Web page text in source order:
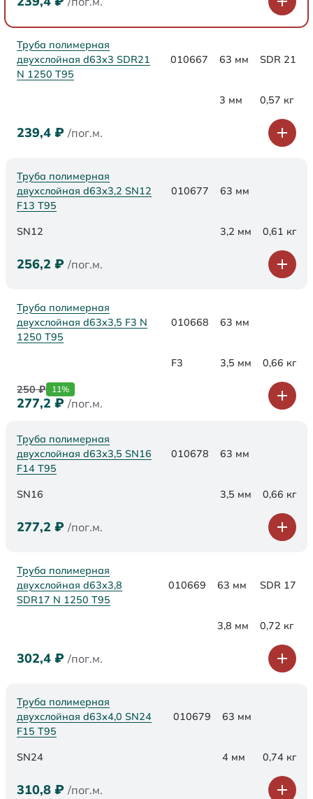
Труба полимерная
двухслойная d63x3 SDR21
N 1250 Т95
010667 63 мм SDR 21
3 мм 0,57 кг
239,4 ₽ /пог.м.
Труба полимерная
двухслойная d63х3,2 SN12
F13 Т95
010677 63 мм
SN12 3,2 мм 0,61 кг
256,2 ₽ /пог.м.
Труба полимерная
двухслойная d63x3,5 F3 N
1250 Т95
010668 63 мм
F3 3,5 мм 0,66 кг
250₽ 11%
277,2 ₽ /пог.м.
Труба полимерная
двухслойная d63х3,5 SN16
F14 Т95
010678 63 мм
SN16 3,5 мм 0,66 кг
277,2 ₽ /пог.м.
Труба полимерная
двухслойная d63x3,8
SDR17 N 1250 Т95
010669 63 мм SDR 17
3,8 мм 0,72 кг
302,4 ₽ /пог.м.
Труба полимерная
двухслойная d63х4,0 SN24
F15 Т95
010679 63 мм
SN24 4 мм 0,74 кг
310,8 ₽ /пог.м.